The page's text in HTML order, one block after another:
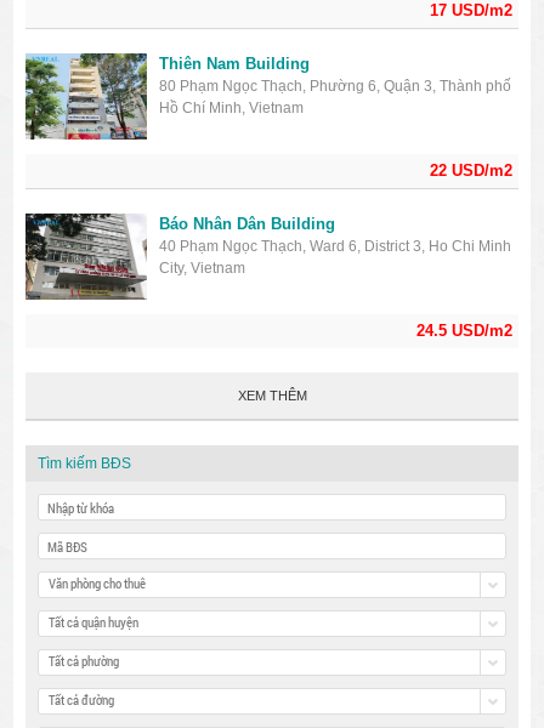
17 USD/m2
22 USD/m2
Thiên Nam Building
80 Phạm Ngọc Thạch, Phường 6, Quận 3, Thành phố
Hồ Chí Minh, Vietnam
24.5 USD/m2
Báo Nhân Dân Building
40 Phạm Ngọc Thạch, Ward 6, District 3, Ho Chi Minh
City, Vietnam
XEM THÊM
Tìm kiếm BĐS
Văn phòng cho thuê
Tất cả quận huyện
Tất cả phường
Tất cả đường